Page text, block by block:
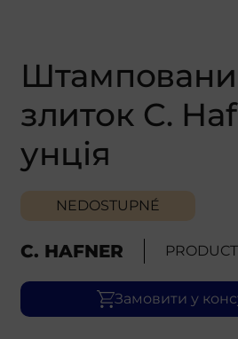
злиток C.
унція
NEDOSTUPNÉ
C. HAFNER
Замовити у